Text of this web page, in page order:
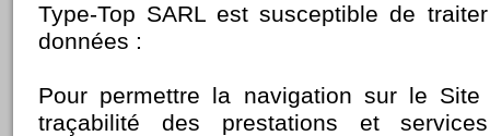
Type-Top SARL est susceptible de
données :
Pour permettre la navigation sur le
traçabilité des prestations et